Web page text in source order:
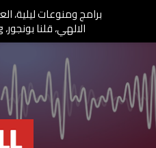
برامج ومنوعات ليلية،
الالهي، قلنا بونجور، RLL Morning